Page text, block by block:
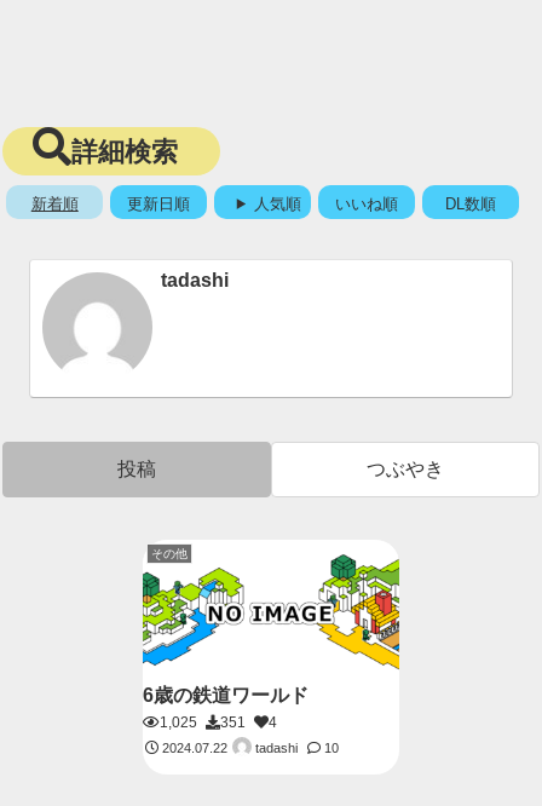
詳細検索
新着順 更新日順 人気順 いいね順 DL数順
tadashi
投稿 つぶやき
その他
6歳の鉄道ワールド
1,025 351 4
2024.07.22 tadashi 10